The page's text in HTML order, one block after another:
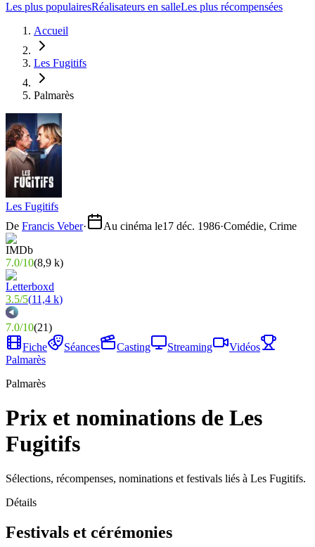
Les plus populairesRéalisateurs en salleLes plus récompensées
Accueil
Les Fugitifs
Palmarès
Les Fugitifs
De Francis Veber· Au cinéma le17 déc. 1986·Comédie, Crime
7.0/10(8,9 k)
3.5/5(11,4 k)
7.0/10(21)
Fiche
Séances Casting Streaming
Vidéos
Palmarès
Palmarès
Prix et nominations de Les
Fugitifs
Sélections, récompenses, nominations et festivals liés à Les Fugitifs.
Détails
Festivals et cérémonies